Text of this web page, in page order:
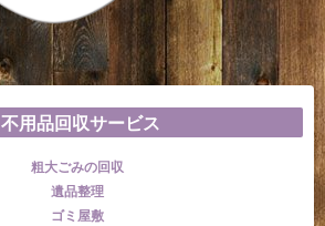
不用品回収サービス
粗大ごみの回収
遺品整理
ゴミ屋敷